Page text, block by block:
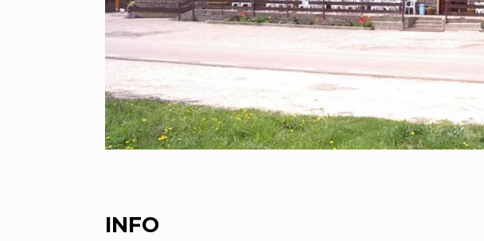
INFO